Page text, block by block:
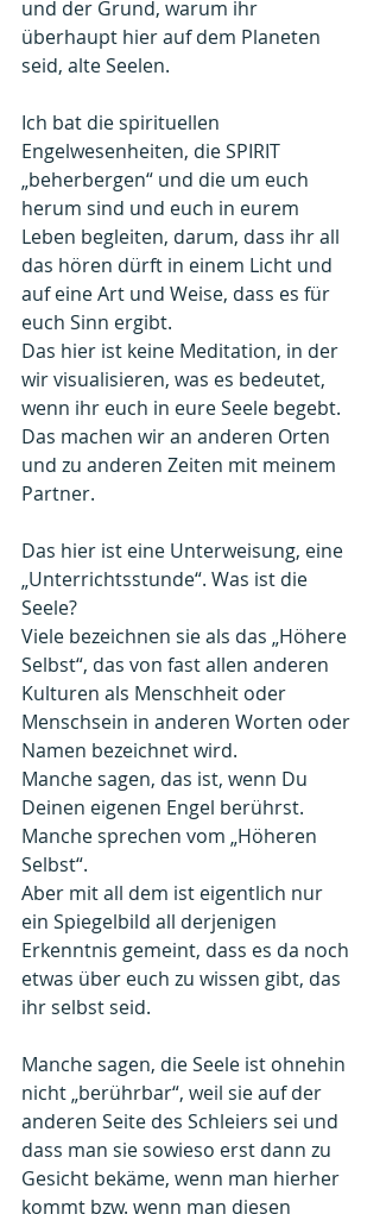
und der Grund, warum ihr
überhaupt hier auf dem Planeten
seid, alte Seelen.
Ich bat die spirituellen
Engelwesenheiten, die SPIRIT
„beherbergen“ und die um euch
herum sind und euch in eurem
Leben begleiten, darum, dass ihr all
das hören dürft in einem Licht und
auf eine Art und Weise, dass es für
euch Sinn ergibt.
Das hier ist keine Meditation, in der
wir visualisieren, was es bedeutet,
wenn ihr euch in eure Seele begebt.
Das machen wir an anderen Orten
und zu anderen Zeiten mit meinem
Partner.
Das hier ist eine Unterweisung, eine
„Unterrichtsstunde“. Was ist die
Seele?
Viele bezeichnen sie als das „Höhere
Selbst“, das von fast allen anderen
Kulturen als Menschheit oder
Menschsein in anderen Worten oder
Namen bezeichnet wird.
Manche sagen, das ist, wenn Du
Deinen eigenen Engel berührst.
Manche sprechen vom „Höheren
Selbst“.
Aber mit all dem ist eigentlich nur
ein Spiegelbild all derjenigen
Erkenntnis gemeint, dass es da noch
etwas über euch zu wissen gibt, das
ihr selbst seid.
Manche sagen, die Seele ist ohnehin
nicht „berührbar“, weil sie auf der
anderen Seite des Schleiers sei und
dass man sie sowieso erst dann zu
Gesicht bekäme, wenn man hierher
kommt bzw. wenn man diesen